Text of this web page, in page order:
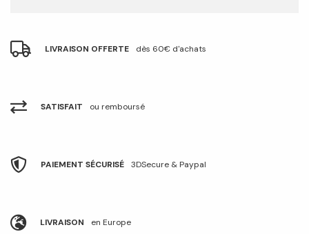
LIVRAISON OFFERTE dès 60€ d'achats
SATISFAIT ou remboursé
PAIEMENT SÉCURISÉ 3DSecure & Paypal
LIVRAISON en Europe